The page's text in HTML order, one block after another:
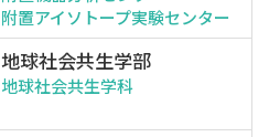
附置アイソトープ実験センター
地球社会共生学部
地球社会共生学科